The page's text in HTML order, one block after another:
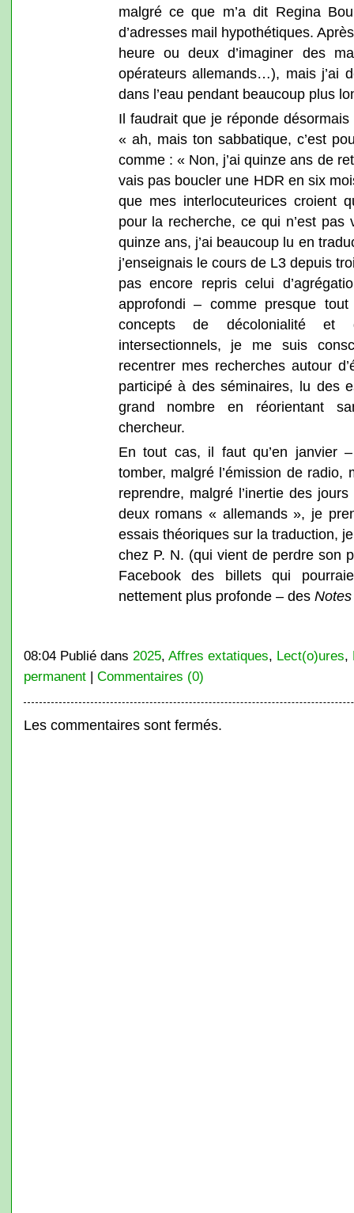
malgré ce que m’a dit Regina
d’adresses mail hypothétiques.
heure ou deux d’imaginer des
opérateurs allemands…), mais j’ai
dans l’eau pendant beaucoup plus
Il faudrait que je réponde
« ah, mais ton sabbatique, c’est
comme : « Non, j’ai quinze ans de
vais pas boucler une HDR en six
que mes interlocuteurices croient
pour la recherche, ce qui n’est
quinze ans, j’ai beaucoup lu en
j’enseignais le cours de L3 depuis
pas encore repris celui
approfondi – comme presque
concepts de décolonialité et
intersectionnels, je me suis
recentrer mes recherches autour
participé à des séminaires, lu des
grand nombre en réorientant
chercheur.
En tout cas, il faut qu’en janvier
tomber, malgré l’émission de
reprendre, malgré l’inertie des
deux romans « allemands », je
essais théoriques sur la traduction,
chez P. N. (qui vient de perdre son
Facebook des billets qui
nettement plus profonde – des
08:04 Publié dans 2025, Affres extatiques, Lect(o)ures,
permanent| Commentaires (0)
Les commentaires sont fermés.